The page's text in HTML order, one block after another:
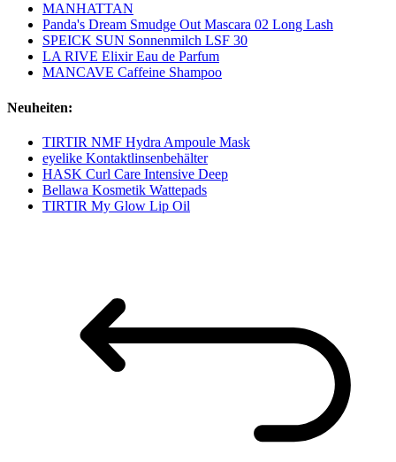
MANHATTAN
Panda's Dream Smudge Out Mascara 02 Long Lash
SPEICK SUN Sonnenmilch LSF 30
LA RIVE Elixir Eau de Parfum
MANCAVE Caffeine Shampoo
Neuheiten:
TIRTIR NMF Hydra Ampoule Mask
eyelike Kontaktlinsenbehälter
HASK Curl Care Intensive Deep
Bellawa Kosmetik Wattepads
TIRTIR My Glow Lip Oil